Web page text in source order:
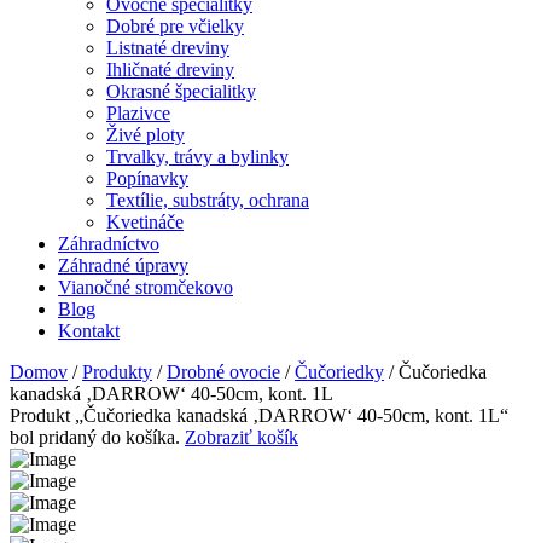
Dobré pre včielky
Listnaté dreviny
Ihličnaté dreviny
Okrasné špecialitky
Plazivce
Živé ploty
Trvalky, trávy a bylinky
Popínavky
Textílie, substráty, ochrana
Kvetináče
Záhradníctvo
Záhradné úpravy
Vianočné stromčekovo
Blog
Kontakt
Domov /Produkty /Drobné ovocie /Čučoriedky / Čučoriedka
kanadská ‚DARROW‘ 40-50cm, kont. 1L
Produkt „Čučoriedka kanadská ‚DARROW‘ 40-50cm, kont. 1L“
bol pridaný do košíka. Zobraziť košík